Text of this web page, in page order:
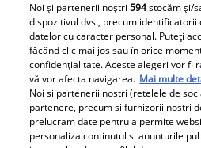
Horoscop 9 august
Destinul se
zodii. Posibilitățile se
Noi și partenerii noștri594stocăm și/
dispozitivul dvs., precum
datelor cu caracter personal. Puteți
făcând clic mai jos sau în orice
confidențialitate. Aceste alegeri vor fi
vă vor afecta navigarea. Mai multe
Noi si partenerii nostri (retelele de
partenere, precum si furnizorii nostri
prelucram date pentru a permite
personaliza continutul si anunturile